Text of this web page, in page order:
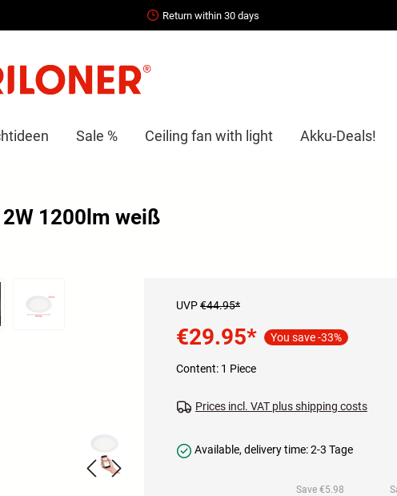
Return within 30 days
Sale % Ceiling fan with light Akku-Deals!
1200lm weiß
UVP€44.95*
€29.95* You save -33%
Content: 1 Piece
Prices incl. VAT plus shipping costs
Available, delivery time: 2-3 Tage
Save €5.98